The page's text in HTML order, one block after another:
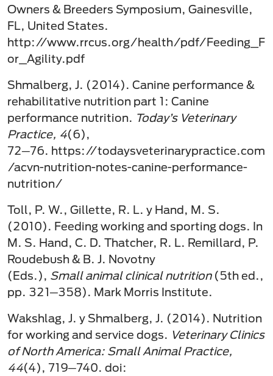
Owners & Breeders Symposium, Gainesville,
FL, United States.
http://www.rrcus.org/health/pdf/Feeding_F
or_Agility.pdf
Shmalberg, J. (2014). Canine performance &
rehabilitative nutrition part 1: Canine
performance nutrition. Today’s Veterinary
Practice, 4(6),
72─76. https://todaysveterinarypractice.com
/acvn-nutrition-notes-canine-performance-
nutrition/
Toll, P. W., Gillette, R. L. y Hand, M. S.
(2010). Feeding working and sporting dogs. In
M. S. Hand, C. D. Thatcher, R. L. Remillard, P.
Roudebush & B. J. Novotny
(Eds.), Small animal clinical nutrition(5th ed.,
pp. 321─358). Mark Morris Institute.
Wakshlag, J. y Shmalberg, J. (2014). Nutrition
for working and service dogs. Veterinary Clinics
of North America: Small Animal Practice,
44(4), 719─740. doi: